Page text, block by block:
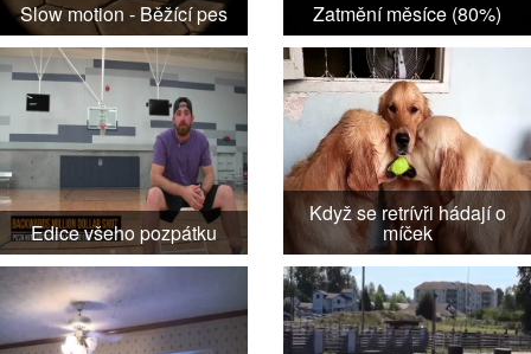
Slow motion - Běžící pes Zatmění měsíce (80%)
Edice všeho pozpátku
Když se retrívři hádají o
míček